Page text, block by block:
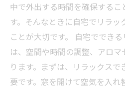
中で外出する時間を確保する
す。そんなときに自宅でリラッ
ことが大切です。 自宅ででき
は、空間や時間の調整、アロ
ります。まずは、リラックス
要です。窓を開けて空気を入れ